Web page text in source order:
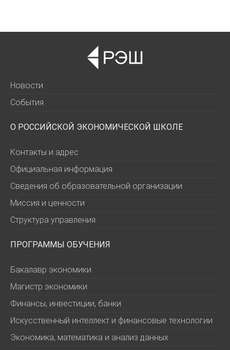
Новости
События
О РОССИЙСКОЙ ЭКОНОМИЧЕСКОЙ ШКОЛЕ
Контакты и адрес
Официальная информация
Сведения об образовательной организации
Миссия и ценности
Структура управления
ПРОГРАММЫ ОБУЧЕНИЯ
Бакалавр экономики
Магистр экономики
Финансы, инвестиции, банки
Искусственный интеллект и финансовые технологии
Экономика, математика и анализ данных